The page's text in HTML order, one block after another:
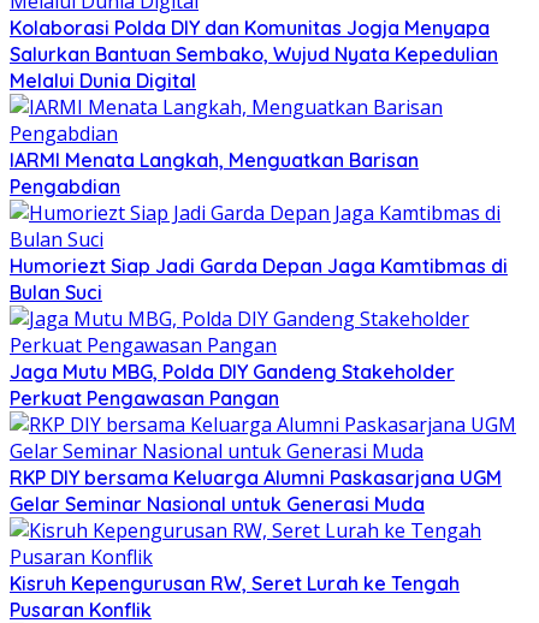
Kolaborasi Polda DIY dan Komunitas Jogja Menyapa
Salurkan Bantuan Sembako, Wujud Nyata Kepedulian
Melalui Dunia Digital
IARMI Menata Langkah, Menguatkan Barisan
Pengabdian
Humoriezt Siap Jadi Garda Depan Jaga Kamtibmas di
Bulan Suci
Jaga Mutu MBG, Polda DIY Gandeng Stakeholder
Perkuat Pengawasan Pangan
RKP DIY bersama Keluarga Alumni Paskasarjana UGM
Gelar Seminar Nasional untuk Generasi Muda
Kisruh Kepengurusan RW, Seret Lurah ke Tengah
Pusaran Konflik